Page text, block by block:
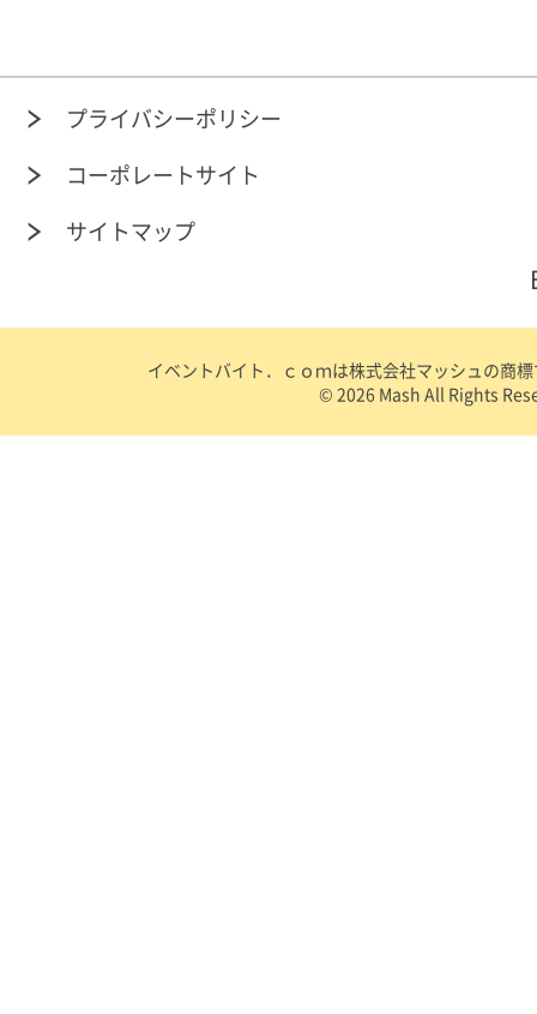
プライバシーポリシー
コーポレートサイト
サイトマップ
イベントバイト．ｃｏｍは株式会社マッシュの商
© 2026 Mash All Rights